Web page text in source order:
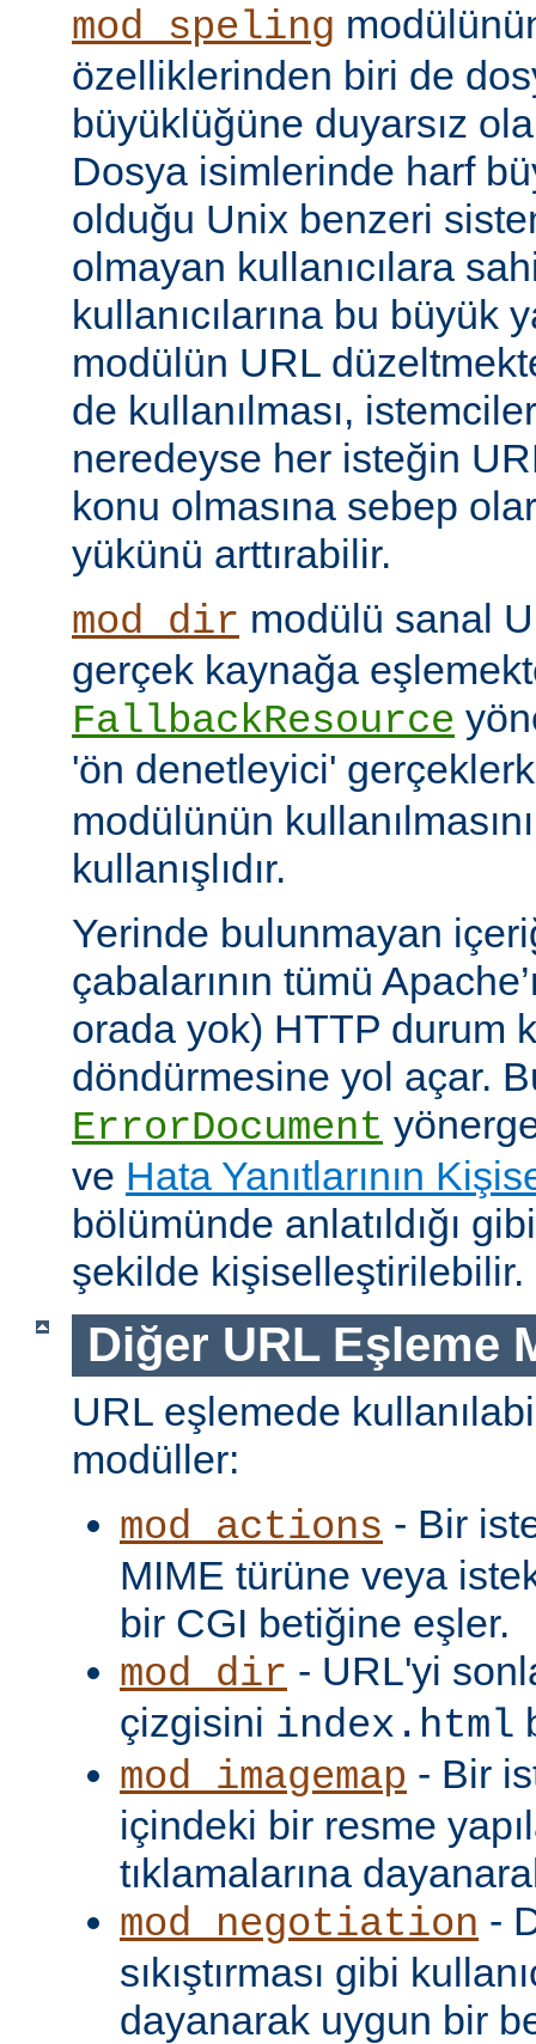
mod_speling
özelliklerinden biri de
büyüklüğüne duyarsız
Dosya isimlerinde harf
olduğu Unix benzeri
olmayan kullanıcılara
kullanıcılarına bu büyük
modülün URL
de kullanılması,
neredeyse her isteğin
konu olmasına sebep
yükünü arttırabilir.
mod_dir modülü sanal
gerçek kaynağa
FallbackResource
'ön denetleyici'
modülünün
kullanışlıdır.
Yerinde bulunmayan
çabalarının tümü
orada yok) HTTP durum
döndürmesine yol açar.
ErrorDocument
ve Hata Yanıtlarının
bölümünde anlatıldığı
şekilde kişiselleştirilebilir.
Diğer URL Eşleme
URL eşlemede
modüller:
mod_actions - Bir
MIME türüne veya
bir CGI betiğine eşler.
mod_dir - URL'yi
çizgisini index.html
mod_imagemap - Bir
içindeki bir resme
tıklamalarına
mod_negotiation -
sıkıştırması gibi
dayanarak uygun bir